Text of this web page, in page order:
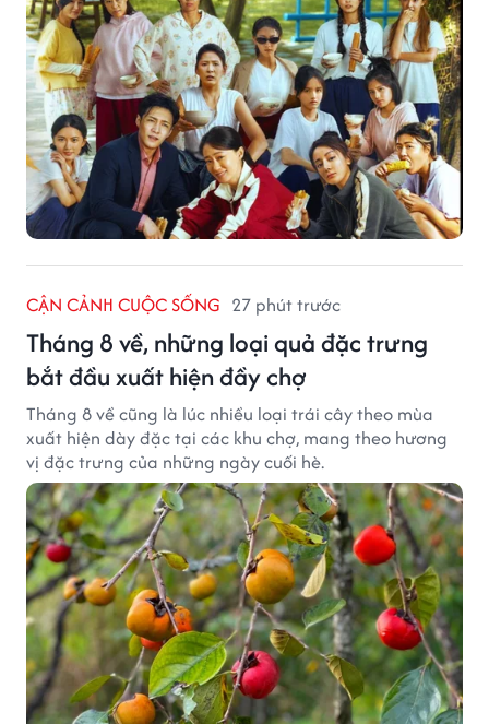
CẬN CẢNH CUỘC SỐNG 27 phút trước
Tháng 8 về, những loại quả đặc trưng
bắt đầu xuất hiện đầy chợ
Tháng 8 về cũng là lúc nhiều loại trái cây theo mùa
xuất hiện dày đặc tại các khu chợ, mang theo hương
vị đặc trưng của những ngày cuối hè.